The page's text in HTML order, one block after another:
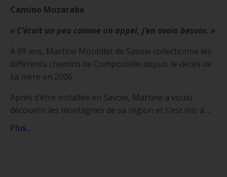
Camino Mozarabe
« C’était un peu comme un appel, j’en avais besoin. »
À 69 ans, Martine Montillet de Savoie collectionne les
différents chemins de Compostelle depuis le décès de
sa mère en 2006.
Après s’être installée en Savoie, Martine a voulu
découvrir les montagnes de sa région et s’est mis à ...
Plus...